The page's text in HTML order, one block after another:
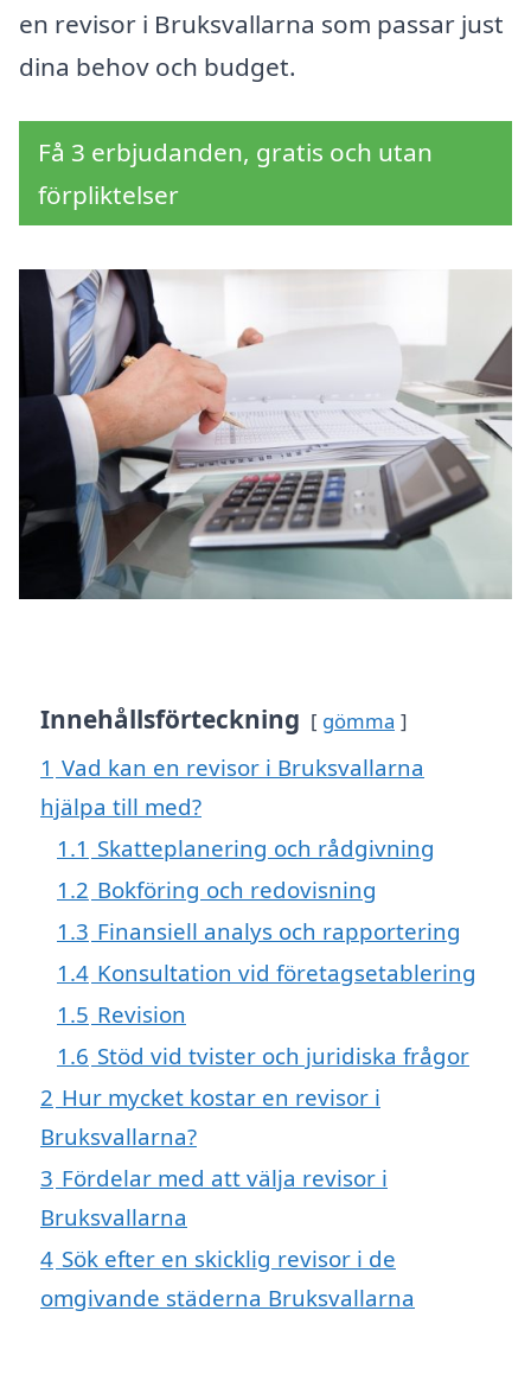
en revisor i Bruksvallarna som passar just
dina behov och budget.
Få 3 erbjudanden, gratis och utan
förpliktelser
Innehållsförteckning gömma
1 Vad kan en revisor i Bruksvallarna
hjälpa till med?
1.1 Skatteplanering och rådgivning
1.2 Bokföring och redovisning
1.3 Finansiell analys och rapportering
1.4 Konsultation vid företagsetablering
1.5 Revision
1.6 Stöd vid tvister och juridiska frågor
2 Hur mycket kostar en revisor i
Bruksvallarna?
3 Fördelar med att välja revisor i
Bruksvallarna
4 Sök efter en skicklig revisor i de
omgivande städerna Bruksvallarna